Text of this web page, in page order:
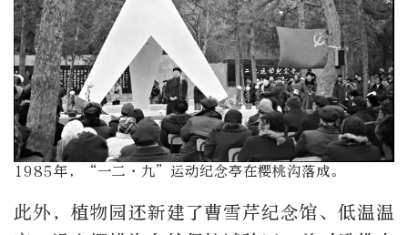
1985年，“一二·九”运动纪念亭在樱桃沟落成。
此外，植物园还新建了曹雪芹纪念馆、低温温